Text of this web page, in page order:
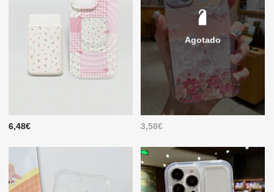
6,48€
Agotado
3,58€